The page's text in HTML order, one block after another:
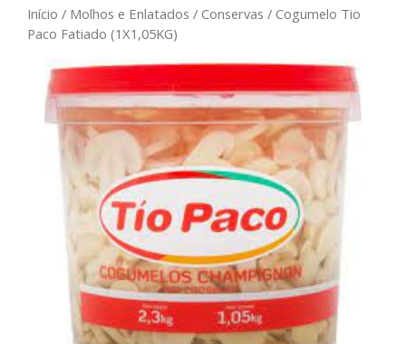
Início / Molhos e Enlatados / Conservas / Cogumelo Tio
Paco Fatiado (1X1,05KG)